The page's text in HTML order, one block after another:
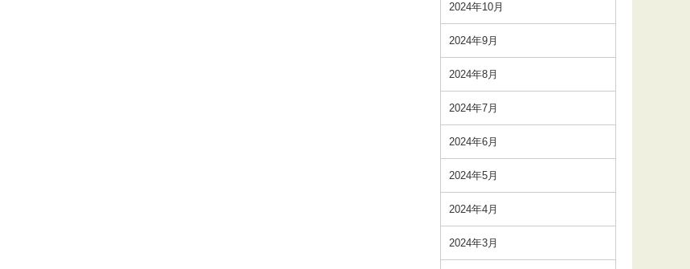
2024年10月
2024年9月
2024年8月
2024年7月
2024年6月
2024年5月
2024年4月
2024年3月